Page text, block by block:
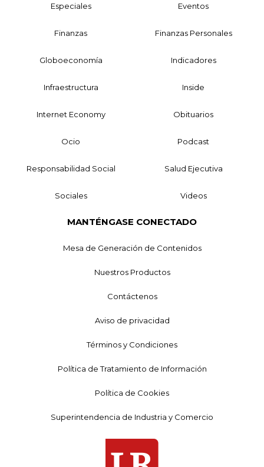
Especiales Eventos
Finanzas Finanzas Personales
Globoeconomía Indicadores
Infraestructura Inside
Internet Economy Obituarios
Ocio Podcast
Responsabilidad Social Salud Ejecutiva
Sociales Videos
MANTÉNGASE CONECTADO
Mesa de Generación de Contenidos
Nuestros Productos
Contáctenos
Aviso de privacidad
Términos y Condiciones
Política de Tratamiento de Información
Política de Cookies
Superintendencia de Industria y Comercio